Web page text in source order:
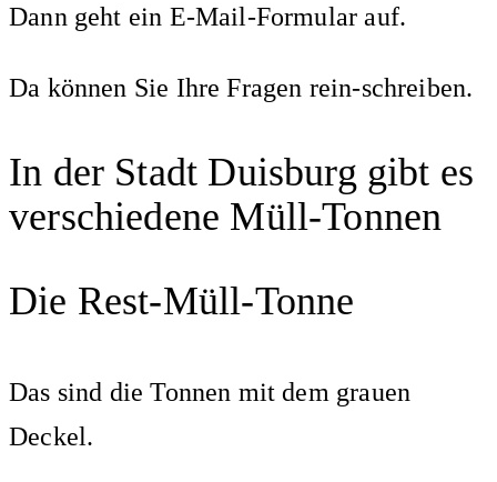
Dann geht ein E-Mail-Formular auf.
Da können Sie Ihre Fragen rein-schreiben.
In der Stadt Duisburg gibt es
verschiedene Müll-Tonnen
Die Rest-Müll-Tonne
Das sind die Tonnen mit dem grauen
Deckel.